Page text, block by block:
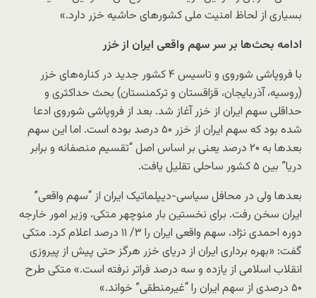
بسیاری از لحاظ امنیت ملی کشورهای حاشیه خزر دارد.»
ادامه بحث‌ها بر سر سهم واقعی ایران از خزر
با فروپاشی شوروی و تاسیس ۴ کشور جدید در کناره‌های خزر
(روسیه، آذربایجان، قزاقستان و ترکمنستان) بحث حداکثری و
حداقلی سهم ایران از خزر آغاز شد. بعد از فروپاشی شوروی ادعا
شده بود که سهم ایران از خزر ۵۰ درصد بوده است. اما این سهم
بعدها به ۲۰ درصد یعنی بر اساس اصل “تقسیم منصفانه و برابر
دریا” بین ۵ کشور ساحلی تقلیل یافت.
بعدها ولی در محافل سیاسی-دیپلماتیک ایران از “سهم واقعی”
ایران سخن رفت. برای نخستین بار منوچهر متکی، وزیر امور خارجه
دوره احمدی نژاد، سهم واقعی ایران را ۳/ ۱۱ درصد اعلام کرد. متکی
گفت: «بهره برداری ایران از دریای خزر هرگز حتی پیش از پیروزی
انقلاب اسلامی از یازده و سه درصد فراتر نرفته است.» متکی طرح
۵۰ درصدی از سهم ایران را “غیرمنطقی” خواند.»